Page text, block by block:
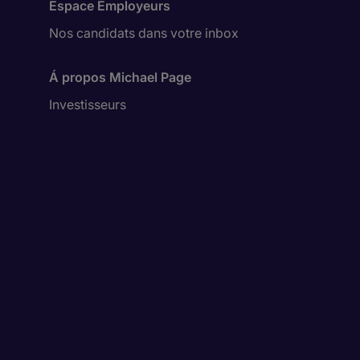
Espace Employeurs
Nos candidats dans votre inbox
Á propos Michael Page
Investisseurs